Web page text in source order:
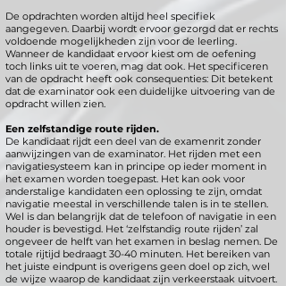
De opdrachten worden altijd heel specifiek
aangegeven. Daarbij wordt ervoor gezorgd dat er rechts
voldoende mogelijkheden zijn voor de leerling.
Wanneer de kandidaat ervoor kiest om de oefening
toch links uit te voeren, mag dat ook. Het specificeren
van de opdracht heeft ook consequenties: Dit betekent
dat de examinator ook een duidelijke uitvoering van de
opdracht willen zien.
Een zelfstandige route rijden.
De kandidaat rijdt een deel van de examenrit zonder
aanwijzingen van de examinator. Het rijden met een
navigatiesysteem kan in principe op ieder moment in
het examen worden toegepast. Het kan ook voor
anderstalige kandidaten een oplossing te zijn, omdat
navigatie meestal in verschillende talen is in te stellen.
Wel is dan belangrijk dat de telefoon of navigatie in een
houder is bevestigd. Het ‘zelfstandig route rijden’ zal
ongeveer de helft van het examen in beslag nemen. De
totale rijtijd bedraagt 30-40 minuten. Het bereiken van
het juiste eindpunt is overigens geen doel op zich, wel
de wijze waarop de kandidaat zijn verkeerstaak uitvoert.